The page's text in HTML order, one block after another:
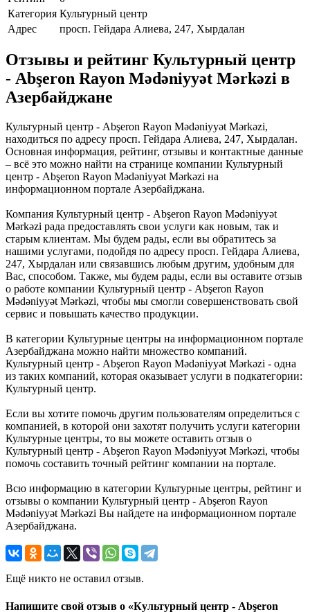
Категория Культурный центр
Адрес
просп. Гейдара Алиева, 247, Хырдалан
Отзывы и рейтинг Культурный центр
- Abşeron Rayon Mədəniyyət Mərkəzi в
Азербайджане
Культурный центр - Abşeron Rayon Mədəniyyət Mərkəzi,
находиться по адресу просп. Гейдара Алиева, 247, Хырдалан.
Основная информация, рейтинг, отзывы и контактные данные
– всё это можно найти на странице компании Культурный
центр - Abşeron Rayon Mədəniyyət Mərkəzi на
информационном портале Азербайджана.
Компания Культурный центр - Abşeron Rayon Mədəniyyət
Mərkəzi рада предоставлять свои услуги как новым, так и
старым клиентам. Мы будем рады, если вы обратитесь за
нашими услугами, подойдя по адресу просп. Гейдара Алиева,
247, Хырдалан или связавшись любым другим, удобным для
Вас, способом. Также, мы будем рады, если вы оставите отзыв
о работе компании Культурный центр - Abşeron Rayon
Mədəniyyət Mərkəzi, чтобы мы смогли совершенствовать свой
сервис и повышать качество продукции.
В категории Культурные центры на информационном портале
Азербайджана можно найти множество компаний.
Культурный центр - Abşeron Rayon Mədəniyyət Mərkəzi - одна
из таких компаний, которая оказывает услуги в подкатегории:
Культурный центр.
Если вы хотите помочь другим пользователям определиться с
компанией, в которой они захотят получить услуги категории
Культурные центры, то вы можете оставить отзыв о
Культурный центр - Abşeron Rayon Mədəniyyət Mərkəzi, чтобы
помочь составить точный рейтинг компании на портале.
Всю информацию в категории Культурные центры, рейтинг и
отзывы о компании Культурный центр - Abşeron Rayon
Mədəniyyət Mərkəzi Вы найдете на информационном портале
Азербайджана.
Ещё никто не оставил отзыв.
Напишите свой отзыв о «Культурный центр - Abşeron